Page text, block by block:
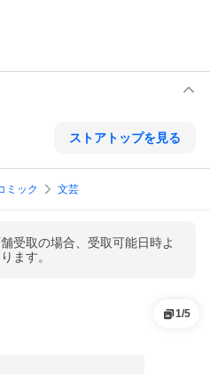
ストアトップを見る
ミック 文芸
受取の場合、受取可能日時よ
ます。
1/5